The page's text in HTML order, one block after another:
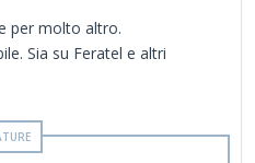
per molto altro.
Sia su Feratel e altri